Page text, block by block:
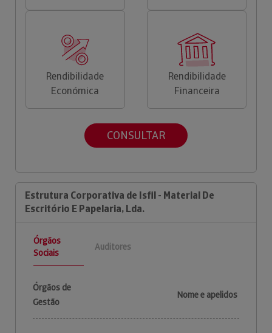
Rendibilidade
Económica
Rendibilidade
Financeira
CONSULTAR
Estrutura Corporativa de Isfil - Material De
Escritório E Papelaria, Lda.
Órgãos
Sociais
Auditores
Órgãos de
Gestão
Nome e apelidos